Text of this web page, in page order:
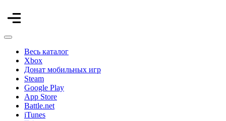
Весь каталог
Xbox
Донат мобильных игр
Steam
Google Play
App Store
Battle.net
iTunes